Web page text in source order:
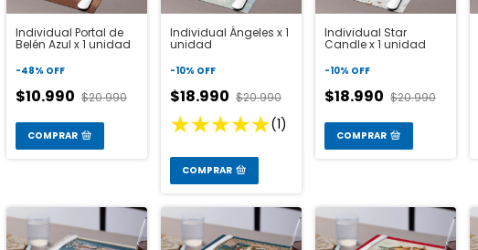
Individual Portal de
Belén Azul x 1 unidad
-48% OFF
$10.990 $20.990
COMPRAR
Individual Ángeles x 1
unidad
-10% OFF
$18.990 $20.990
(1)
COMPRAR
Individual Star
Candle x 1 unidad
-10% OFF
$18.990 $20.990
COMPRAR